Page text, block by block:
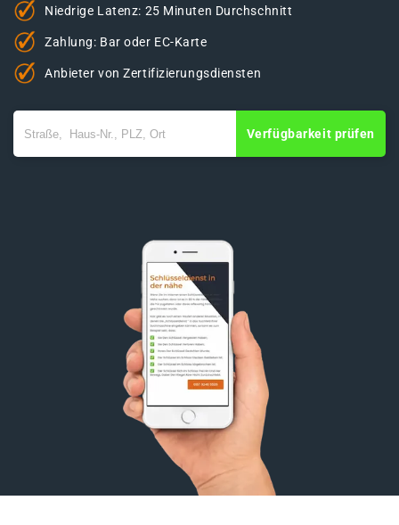
Niedrige Latenz: 25 Minuten Durchschnitt
Zahlung: Bar oder EC-Karte
Anbieter von Zertifizierungsdiensten
Verfügbarkeit prüfen